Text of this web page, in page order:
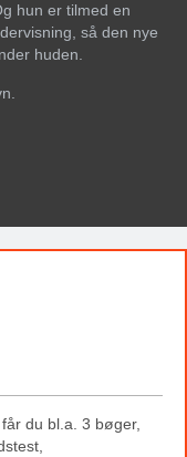
hun er tilmed en
så den nye
huden.
du bl.a. 3 bøger,